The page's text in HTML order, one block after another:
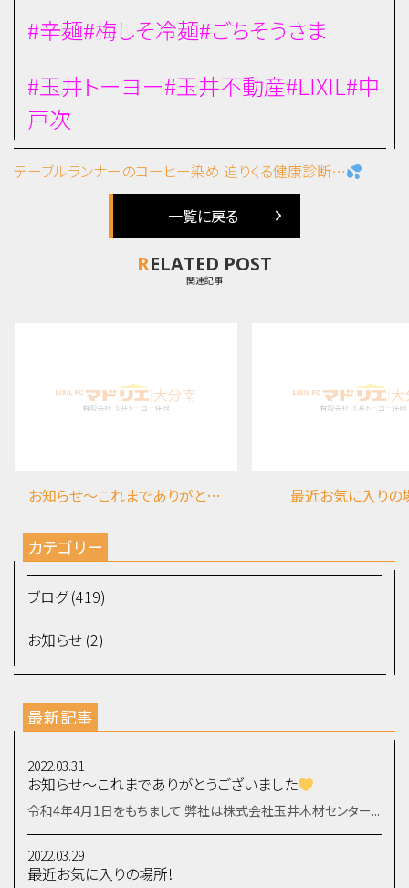
#辛麺#梅しそ冷麺#ごちそうさま
#玉井トーヨー#玉井不動産#LIXIL#中
戸次
テーブルランナーのコーヒー染め 迫りくる健康診断…
一覧に戻る
RELATED POST
関連記事
お知らせ～これまでありがとうございました 最近お気に入りの
カテゴリー
ブログ (419)
お知らせ (2)
最新記事
2022.03.31
お知らせ～これまでありがとうございました
令和4年4月1日をもちまして 弊社は株式会社玉井木材センター...
2022.03.29
最近お気に入りの場所!